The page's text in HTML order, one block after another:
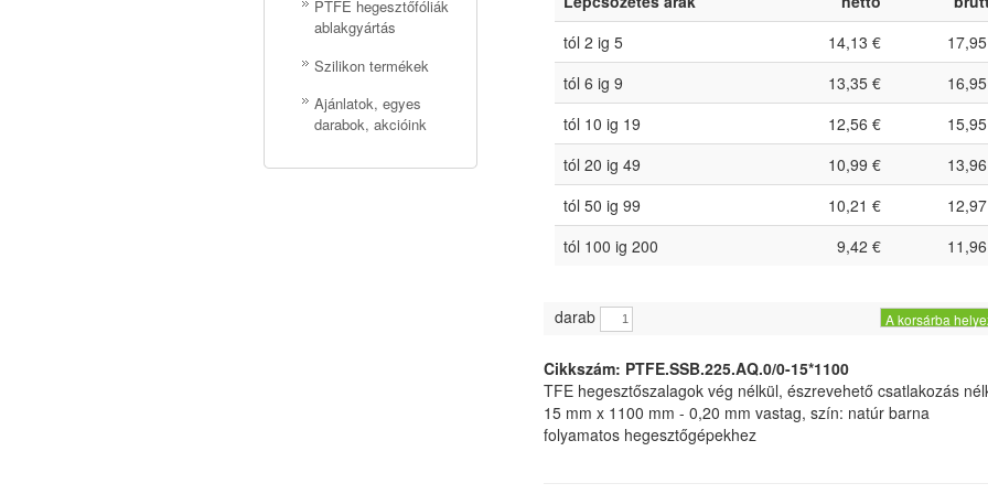
PTFE hegesztőfóliák
ablakgyártás
Szilikon termékek
Ajánlatok, egyes
darabok, akcióink
tól 2 ig 5
14,13 €
tól 6 ig 9
13,35 €
tól 10 ig 19
12,56 €
tól 20 ig 49
10,99 €
tól 50 ig 99
10,21 €
tól 100 ig 200
9,42 €
darab A korsárba
Cikkszám: PTFE.SSB.225.AQ.0/0-15*1100
TFE hegesztőszalagok vég nélkül, észrevehető csatlakozás
15 mm x 1100 mm - 0,20 mm vastag, szín: natúr barna
folyamatos hegesztőgépekhez